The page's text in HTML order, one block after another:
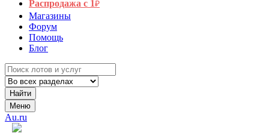
Распродажа с 1₽
Магазины
Форум
Помощь
Блог
Найти
Меню
Au.ru